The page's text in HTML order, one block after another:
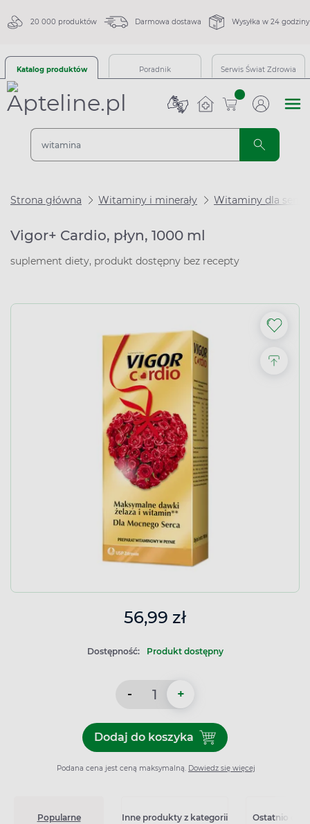
20 000 produktów Darmowa dostawa Wysyłka w 24 godziny
Katalog produktów Poradnik Serwis Świat Zdrowia
sztuk
Strona główna Witaminy i minerały Witaminy dla
Vigor+ Cardio, płyn, 1000 ml
suplement diety, produkt dostępny bez recepty
56,99 zł
Dostępność: Produkt dostępny
- +
Dodaj do koszykaDodaj do koszyka Vigor+
Podana cena jest ceną maksymalną. Dowiedz się więcej
Popularne Inne produkty z kategorii Ostatnio